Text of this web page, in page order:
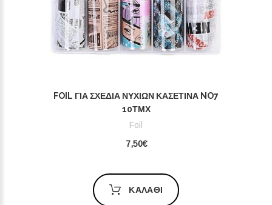
FOIL ΓΙΑ ΣΧΈΔΙΑ ΝΥΧΙΏΝ ΚΑΣΕΤΊΝΑ NO7
10ΤΜΧ
Foil
7,50€
ΚΑΛΆΘΙ